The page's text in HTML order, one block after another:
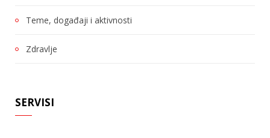
Teme, događaji i aktivnosti
Zdravlje
SERVISI